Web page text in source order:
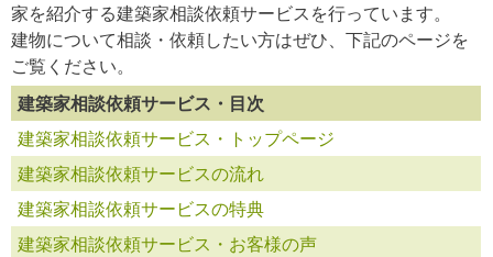
家を紹介する建築家相談依頼サービスを行っています。
建物について相談・依頼したい方はぜひ、下記のページを
ご覧ください。
建築家相談依頼サービス・目次
建築家相談依頼サービス・トップページ
建築家相談依頼サービスの流れ
建築家相談依頼サービスの特典
建築家相談依頼サービス・お客様の声